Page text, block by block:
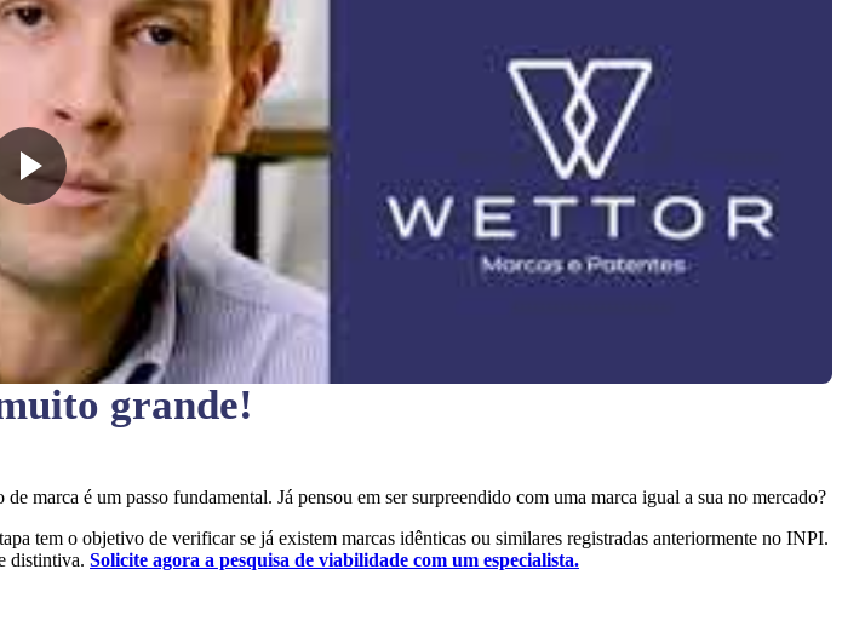
grande!
marca é um passo fundamental. Já pensou em ser surpreendido com uma marca igual a sua no mercado?
tem o objetivo de verificar se já existem marcas idênticas ou similares registradas anteriormente no INPI.
distintiva. Solicite agora a pesquisa de viabilidade com um especialista.